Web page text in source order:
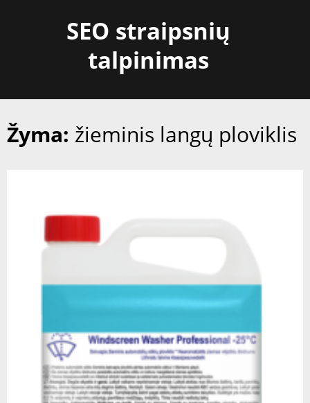
SEO straipsnių
talpinimas
Žyma: žieminis langų ploviklis